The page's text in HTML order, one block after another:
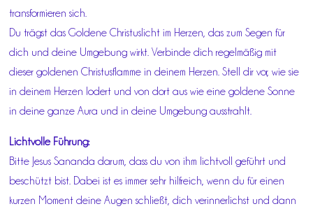
transformieren sich.
Du trägst das Goldene Christuslicht im Herzen, das zum Segen für
dich und deine Umgebung wirkt. Verbinde dich regelmäßig mit
dieser goldenen Christusflamme in deinem Herzen. Stell dir vor, wie sie
in deinem Herzen lodert und von dort aus wie eine goldene Sonne
in deine ganze Aura und in deine Umgebung ausstrahlt.
Lichtvolle Führung:
Bitte Jesus Sananda darum, dass du von ihm lichtvoll geführt und
beschützt bist. Dabei ist es immer sehr hilfreich, wenn du für einen
kurzen Moment deine Augen schließt, dich verinnerlichst und dann